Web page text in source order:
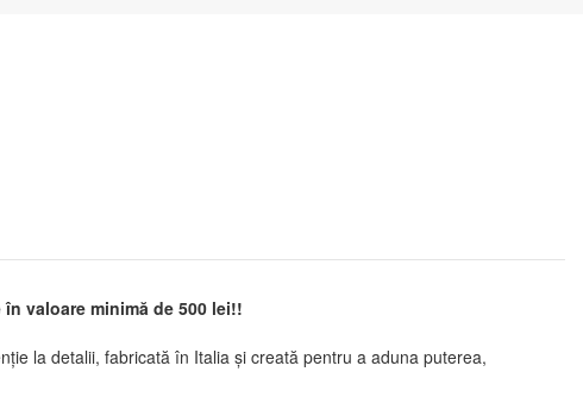
în valoare minimă de 500 lei!!
la detalii, fabricată în Italia și creată pentru a aduna puterea,